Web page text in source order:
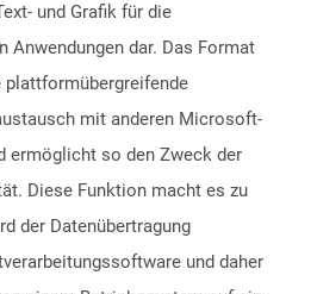
und Grafik für die
Anwendungen dar. Das Format
mit anderen Microsoft-
ermöglicht so den Zweck der
Diese Funktion macht es zu
der Datenübertragung
und daher